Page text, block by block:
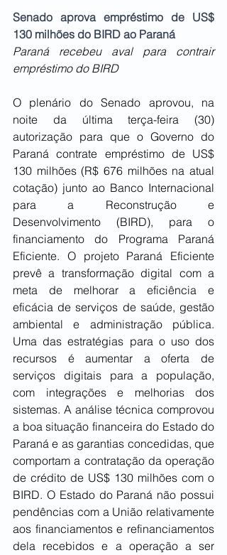
Senado aprova empréstimo de US$
130 milhões do BIRD ao Paraná
Paraná recebeu aval para contrair
empréstimo do BIRD
O plenário do Senado aprovou, na
noite da última terça-feira (30)
autorização para que o Governo do
Paraná contrate empréstimo de US$
130 milhões (R$ 676 milhões na atual
cotação) junto ao Banco Internacional
para a Reconstrução e
Desenvolvimento (BIRD), para o
financiamento do Programa Paraná
Eficiente. O projeto Paraná Eficiente
prevê a transformação digital com a
meta de melhorar a eficiência e
eficácia de serviços de saúde, gestão
ambiental e administração pública.
Uma das estratégias para o uso dos
recursos é aumentar a oferta de
serviços digitais para a população,
com integrações e melhorias dos
sistemas. A análise técnica comprovou
a boa situação financeira do Estado do
Paraná e as garantias concedidas, que
comportam a contratação da operação
de crédito de US$ 130 milhões com o
BIRD. O Estado do Paraná não possui
pendências com a União relativamente
aos financiamentos e refinanciamentos
dela recebidos e a operação a ser